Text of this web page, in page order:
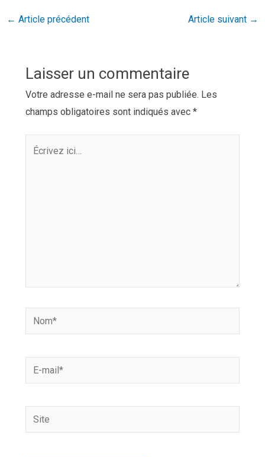
← Article précédent Article suivant →
Laisser un commentaire
Votre adresse e-mail ne sera pas publiée. Les
champs obligatoires sont indiqués avec *
Écrivez
Nom*
mail*
Site